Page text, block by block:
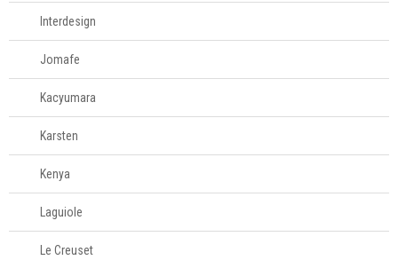
Interdesign
Jomafe
Kacyumara
Karsten
Kenya
Laguiole
Le Creuset